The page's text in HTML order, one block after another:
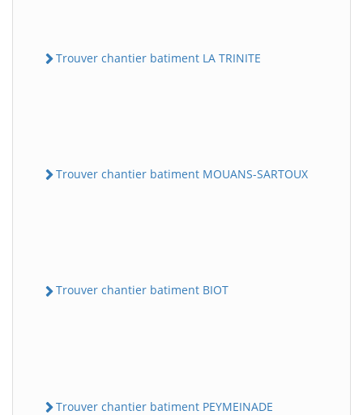
Trouver chantier batiment LA TRINITE
Trouver chantier batiment MOUANS-SARTOUX
Trouver chantier batiment BIOT
Trouver chantier batiment PEYMEINADE